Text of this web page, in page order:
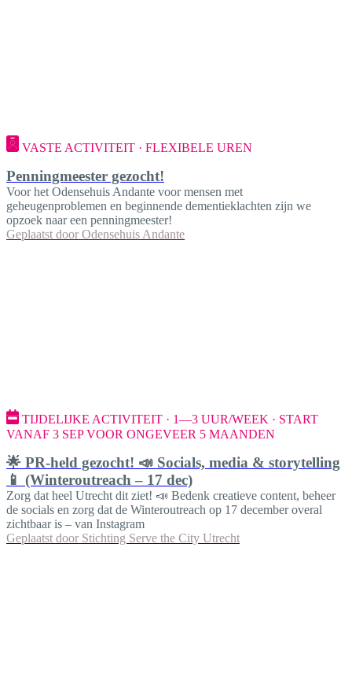
VASTE ACTIVITEIT · FLEXIBELE UREN
Penningmeester gezocht!
Voor het Odensehuis Andante voor mensen met
geheugenproblemen en beginnende dementieklachten zijn we
opzoek naar een penningmeester!
Geplaatst door Odensehuis Andante
TIJDELIJKE ACTIVITEIT · 1—3 UUR/WEEK · START
VANAF 3 SEP VOOR ONGEVEER 5 MAANDEN
🌟 PR-held gezocht! 📣 Socials, media & storytelling
📱 (Winteroutreach – 17 dec)
Zorg dat heel Utrecht dit ziet! 📣 Bedenk creatieve content, beheer
de socials en zorg dat de Winteroutreach op 17 december overal
zichtbaar is – van Instagram
Geplaatst door Stichting Serve the City Utrecht